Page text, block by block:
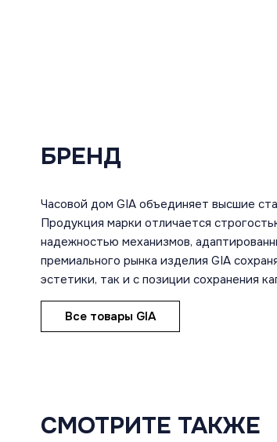
БРЕНД
Часовой дом GIA объединяет высшие
Продукция марки отличается
надежностью механизмов,
премиального рынка изделия GIA
эстетики, так и с позиции сохранения
Все товары GIA
СМОТРИТЕ ТАКЖЕ